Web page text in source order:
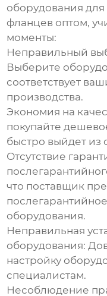
оборудования
фланцев оптом,
моменты:
Неправильный
Выберите
соответствует
производства.
Экономия на
покупайте
быстро выйдет из
Отсутствие
что поставщик
оборудования.
Неправильная
оборудования:
настройку
специалистам.
Несоблюдение